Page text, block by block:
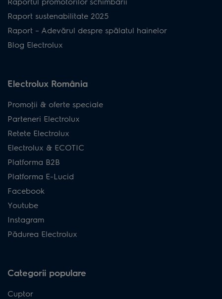
Raport sustenabilitate 2025
Raport – Adevărul despre spălatul hainelor
Blog Electrolux
Electrolux România
Promoţii & oferte speciale
Parteneri Electrolux
Retete Electrolux
Electrolux & ECOTIC
Platforma B2B
Platforma E-Lucid
Facebook
Youtube
Instagram
Pădurea Electrolux
Categorii populare
Cuptor